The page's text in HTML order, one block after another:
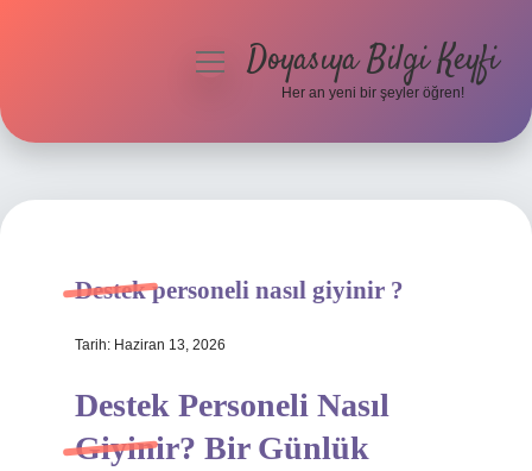
Hakkımızda
menüyüDoyasıya Bilgi Keyfi
Her an yeni bir şeyler öğren!
Destek personeli nasıl giyinir ?
Tarih: Haziran 13, 2026
Destek Personeli Nasıl
Giyinir? Bir Günlük